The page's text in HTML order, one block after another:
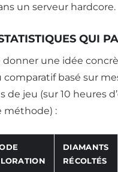
un serveur hardcore.
QUI
donner une idée
comparatif basé sur
de jeu (sur 10 heures
méthode) :
DIAMANTS
RÉCOLTÉS